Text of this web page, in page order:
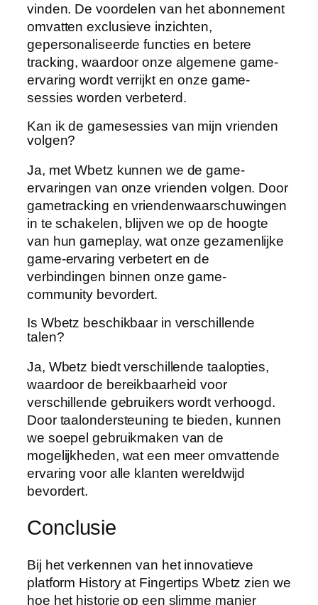
vinden. De voordelen van het abonnement
omvatten exclusieve inzichten,
gepersonaliseerde functies en betere
tracking, waardoor onze algemene game-
ervaring wordt verrijkt en onze game-
sessies worden verbeterd.
Kan ik de gamesessies van mijn vrienden
volgen?
Ja, met Wbetz kunnen we de game-
ervaringen van onze vrienden volgen. Door
gametracking en vriendenwaarschuwingen
in te schakelen, blijven we op de hoogte
van hun gameplay, wat onze gezamenlijke
game-ervaring verbetert en de
verbindingen binnen onze game-
community bevordert.
Is Wbetz beschikbaar in verschillende
talen?
Ja, Wbetz biedt verschillende taalopties,
waardoor de bereikbaarheid voor
verschillende gebruikers wordt verhoogd.
Door taalondersteuning te bieden, kunnen
we soepel gebruikmaken van de
mogelijkheden, wat een meer omvattende
ervaring voor alle klanten wereldwijd
bevordert.
Conclusie
Bij het verkennen van het innovatieve
platform History at Fingertips Wbetz zien we
hoe het historie op een slimme manier